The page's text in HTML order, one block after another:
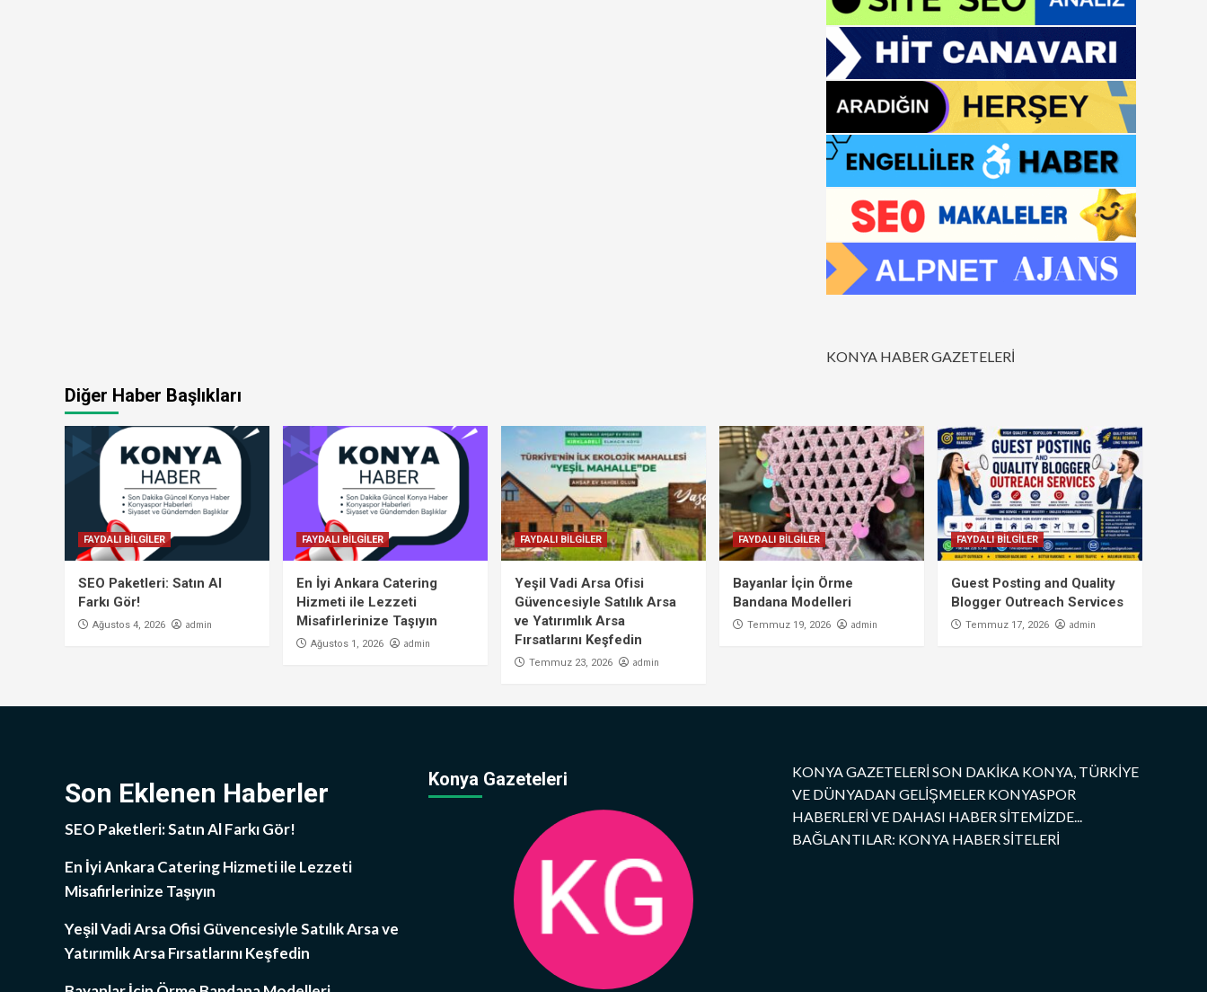
KONYA HABER GAZETELERİ
Diğer Haber Başlıkları
FAYDALI BİLGİLER
SEO Paketleri: Satın Al
Farkı Gör!
Ağustos 4, 2026 admin
FAYDALI BİLGİLER
En İyi Ankara Catering
Hizmeti ile Lezzeti
Misafirlerinize Taşıyın
Ağustos 1, 2026 admin
FAYDALI BİLGİLER
Yeşil Vadi Arsa Ofisi
Güvencesiyle Satılık Arsa
ve Yatırımlık Arsa
Fırsatlarını Keşfedin
Temmuz 23, 2026 admin
FAYDALI BİLGİLER
Bayanlar İçin Örme
Bandana Modelleri
Temmuz 19, 2026 admin
FAYDALI BİLGİLER
Guest Posting and Quality
Blogger Outreach Services
Temmuz 17, 2026 admin
Son Eklenen Haberler
SEO Paketleri: Satın Al Farkı Gör!
En İyi Ankara Catering Hizmeti ile Lezzeti
Misafirlerinize Taşıyın
Yeşil Vadi Arsa Ofisi Güvencesiyle Satılık Arsa ve
Yatırımlık Arsa Fırsatlarını Keşfedin
Konya Gazeteleri
KONYA GAZETELERİ SON DAKİKA KONYA, TÜRKİYE
VE DÜNYADAN GELİŞMELER KONYASPOR
HABERLERİ VE DAHASI HABER SİTEMİZDE...
BAĞLANTILAR: KONYA HABER SİTELERİ